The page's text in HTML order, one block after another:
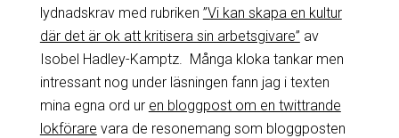
lydnadskrav med rubriken ”Vi kan skapa en kultur
där det är ok att kritisera sin arbetsgivare” av
Isobel Hadley-Kamptz. Många kloka tankar men
intressant nog under läsningen fann jag i texten
mina egna ord ur en bloggpost om en twittrande
lokförare vara de resonemang som bloggposten